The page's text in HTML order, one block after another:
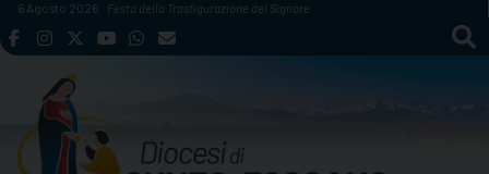
Skip
to
6 Agosto 2026 Festa della Trasfigurazione del Signore